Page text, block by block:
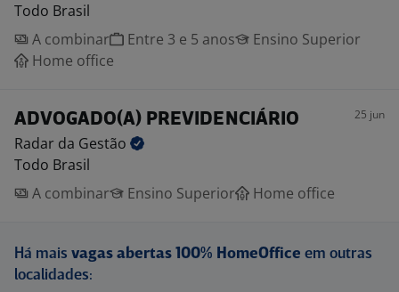
Todo Brasil
A combinar
Entre 3 e 5 anos
Ensino Superior
Home office
ADVOGADO(A) PREVIDENCIÁRIO 25 jun
Radar da Gestão
Todo Brasil
A combinar
Ensino Superior Home office
Há mais vagas abertas 100% HomeOffice em outras
localidades: